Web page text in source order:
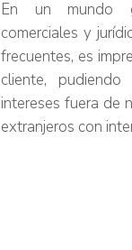
En un mundo
comerciales y
frecuentes, es
cliente,
intereses fuera de
extranjeros con